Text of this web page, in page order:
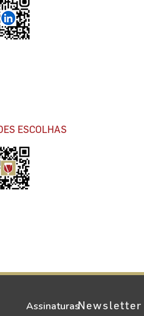
ESCOLHAS
AssinaturasNewsletter